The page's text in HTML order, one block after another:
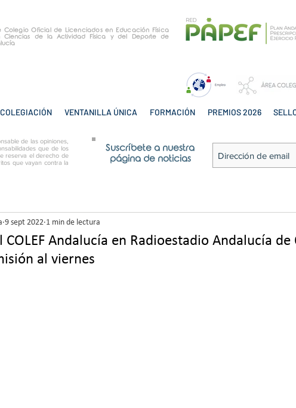
Colegio Oficial de Licenciados en Educación Física
Ciencias de la Actividad Física y del Deporte de
COLEGIACIÓN VENTANILLA ÚNICA FORMACIÓN PREMIOS 2026
de las opiniones,
que de los
reserva el derecho de
que vayan contra la
Suscríbete a nuestra
página de noticias
COLEF Andalucía en Radioestadio Andalucía de
al viernes
9 sept 2022 1 min de lectura